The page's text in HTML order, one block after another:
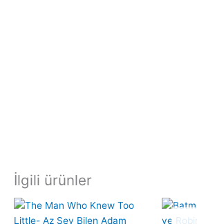
İlgili ürünler